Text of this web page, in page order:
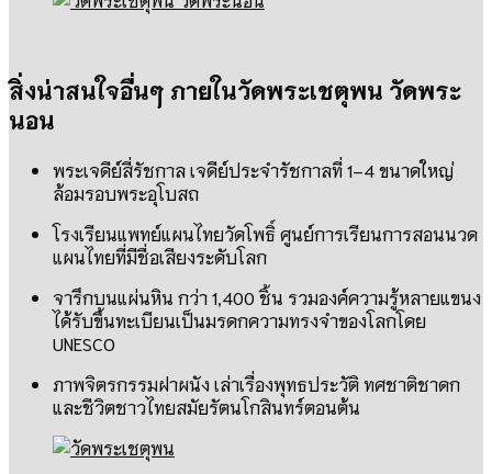
สิ่งน่าสนใจอื่นๆ ภายในวัดพระเชตุพน วัดพระ
นอน
พระเจดีย์สี่รัชกาล เจดีย์ประจำรัชกาลที่ 1–4 ขนาดใหญ่
ล้อมรอบพระอุโบสถ
โรงเรียนแพทย์แผนไทยวัดโพธิ์ ศูนย์การเรียนการสอนนวด
แผนไทยที่มีชื่อเสียงระดับโลก
จารึกบนแผ่นหิน กว่า 1,400 ชิ้น รวมองค์ความรู้หลายแขนง
ได้รับขึ้นทะเบียนเป็นมรดกความทรงจำของโลกโดย
UNESCO
ภาพจิตรกรรมฝาผนัง เล่าเรื่องพุทธประวัติ ทศชาติชาดก
และชีวิตชาวไทยสมัยรัตนโกสินทร์ตอนต้น